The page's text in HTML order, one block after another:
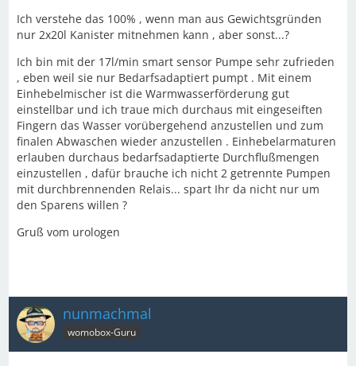
Ich verstehe das 100% , wenn man aus Gewichtsgründen
nur 2x20l Kanister mitnehmen kann , aber sonst...?
Ich bin mit der 17l/min smart sensor Pumpe sehr zufrieden
, eben weil sie nur Bedarfsadaptiert pumpt . Mit einem
Einhebelmischer ist die Warmwasserförderung gut
einstellbar und ich traue mich durchaus mit eingeseiften
Fingern das Wasser vorübergehend anzustellen und zum
finalen Abwaschen wieder anzustellen . Einhebelarmaturen
erlauben durchaus bedarfsadaptierte Durchflußmengen
einzustellen , dafür brauche ich nicht 2 getrennte Pumpen
mit durchbrennenden Relais... spart Ihr da nicht nur um
den Sparens willen ?
Gruß vom urologen
nunmachmal
womobox-Guru